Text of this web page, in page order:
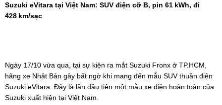
Suzuki eVitara tại Việt Nam: SUV điện cỡ B, pin 61 kWh, đi
428 km/sạc
Ngày 17/10 vừa qua, tại sự kiện ra mắt Suzuki Fronx ở TP.HCM,
hãng xe Nhật Bản gây bất ngờ khi mang đến mẫu SUV thuần điện
Suzuki eVitara. Đây là lần đầu tiên một mẫu xe điện hoàn toàn của
Suzuki xuất hiện tại Việt Nam.